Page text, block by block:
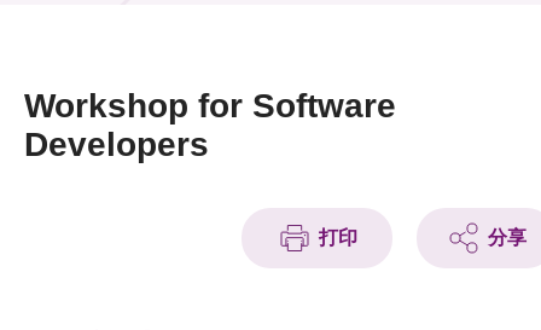
活動及消息
獎項
Workshop for Software
Developers
打印 分享